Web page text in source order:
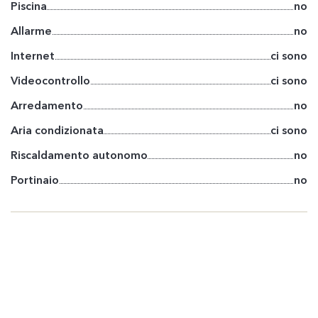
Piscina
no
Allarme
no
Internet
ci sono
Videocontrollo
ci sono
Arredamento
no
Aria condizionata
ci sono
Riscaldamento autonomo
no
Portinaio
no